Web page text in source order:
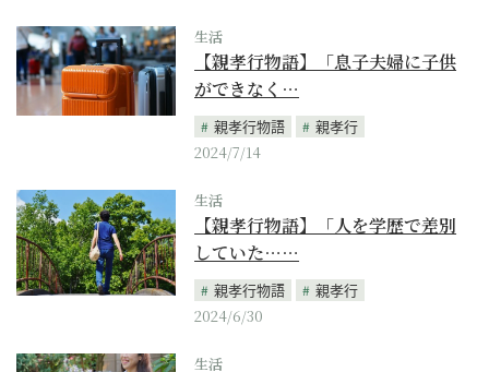
生活
【親孝行物語】「息子夫婦に子供
ができなく…
親孝行物語
親孝行
2024/7/14
生活
【親孝行物語】「人を学歴で差別
していた……
親孝行物語
親孝行
2024/6/30
生活